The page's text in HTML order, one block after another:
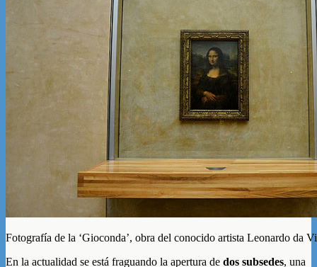
Fotografía de la ‘Gioconda’, obra del conocido artista Leonardo da
En la actualidad se está fraguando la apertura de dos subsedes, una